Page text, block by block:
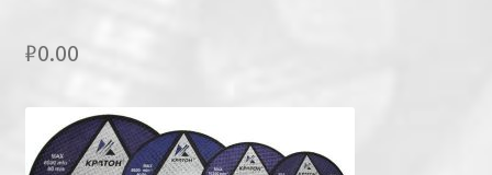
₽0.00